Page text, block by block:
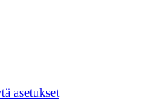
asetukset